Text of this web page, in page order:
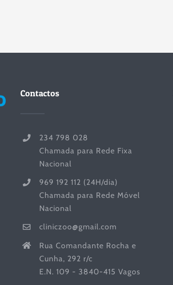
Contactos
234 798 028
Chamada para Rede Fixa
Nacional
969 192 112 (24H/dia)
Chamada para Rede Móvel
Nacional
cliniczoo@gmail.com
Rua Comandante Rocha e
Cunha, 292 r/c
E.N. 109 - 3840-415 Vagos